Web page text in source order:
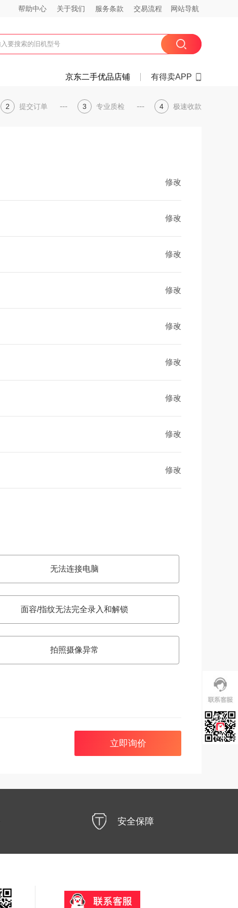
帮助中心 关于我们 服务条款 交易流程 网站导航
京东二手优品店铺 有得卖APP
2 提交订单 --- 3 专业质检 --- 4 极速收款
修改
修改
修改
修改
修改
修改
修改
修改
修改
无法连接电脑
面容/指纹无法完全录入和解锁
拍照摄像异常
立即询价
安全保障